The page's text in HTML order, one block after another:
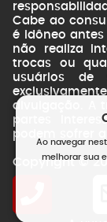
Cabe ao
é idôneo
não realiza
trocas ou
usuários de
divulgação. A
partes
podem sofrer
Copyright ©
reservados.
Ao navegar
melhorar sua